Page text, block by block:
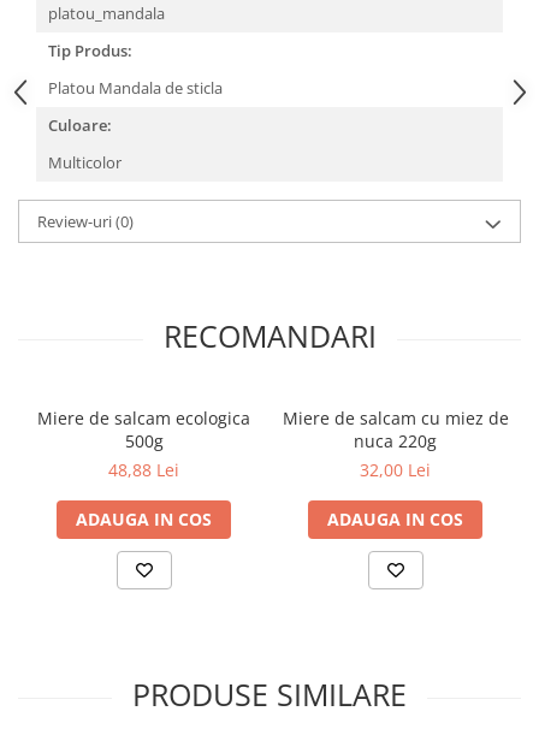
Terapii Alternative
AudioBook
Beletristica
Biografii, Memorii, Jurnale
Carti erotice
Carti pentru Adolescenti, Young
Adult
Literatura Universala
Romane de dragoste, Carti
Senzatii/Dragoste
Senzatii/Erotic
Senzatii/Suspans
Senzatii/Thriller
Teens Book Club
platou_mandala
Tip Produs:
Platou Mandala de sticla
Culoare:
Multicolor
Review-uri(0)
RECOMANDARI
Miere de salcam ecologica
500g
48,88 Lei
ADAUGA IN COS
Miere de salcam cu miez de
nuca 220g
32,00 Lei
ADAUGA IN COS
PRODUSE SIMILARE